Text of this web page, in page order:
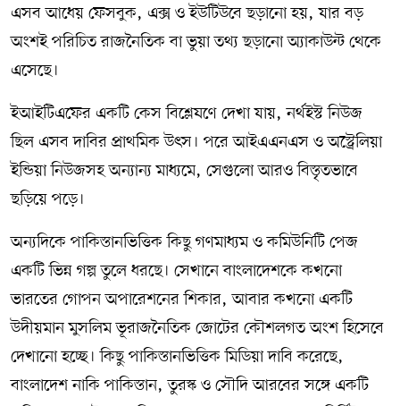
এসব আধেয় ফেসবুক, এক্স ও ইউটিউবে ছড়ানো হয়, যার বড়
অংশই পরিচিত রাজনৈতিক বা ভুয়া তথ্য ছড়ানো অ্যাকাউন্ট থেকে
এসেছে।
ইআইটিএফের একটি কেস বিশ্লেষণে দেখা যায়, নর্থইস্ট নিউজ
ছিল এসব দাবির প্রাথমিক উৎস। পরে আইএএনএস ও অস্ট্রেলিয়া
ইন্ডিয়া নিউজসহ অন্যান্য মাধ্যমে, সেগুলো আরও বিস্তৃতভাবে
ছড়িয়ে পড়ে।
অন্যদিকে পাকিস্তানভিত্তিক কিছু গণমাধ্যম ও কমিউনিটি পেজ
একটি ভিন্ন গল্প তুলে ধরছে। সেখানে বাংলাদেশকে কখনো
ভারতের গোপন অপারেশনের শিকার, আবার কখনো একটি
উদীয়মান মুসলিম ভূরাজনৈতিক জোটের কৌশলগত অংশ হিসেবে
দেখানো হচ্ছে। কিছু পাকিস্তানভিত্তিক মিডিয়া দাবি করেছে,
বাংলাদেশ নাকি পাকিস্তান, তুরস্ক ও সৌদি আরবের সঙ্গে একটি